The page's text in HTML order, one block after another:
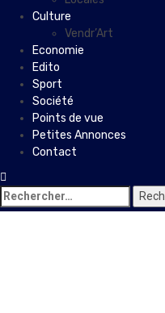
Culture
Vendr’Art
Economie
Edito
Sport
Société
Points de vue
Petites Annonces
Contact
Rechercher :